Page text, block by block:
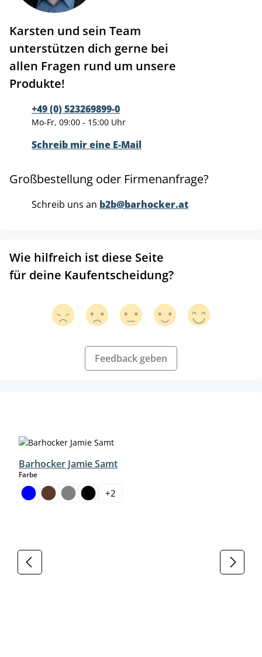
Karsten und sein Team
unterstützen dich gerne bei
allen Fragen rund um unsere
Produkte!
+49 (0) 523269899-0
Mo-Fr, 09:00 - 15:00 Uhr
Schreib mir eine E-Mail
Großbestellung oder Firmenanfrage?
Schreib uns an b2b@barhocker.at
Wie hilfreich ist diese Seite
für deine Kaufentscheidung?
Feedback geben
Barhocker Jamie Samt
Farbeauswählen
+2